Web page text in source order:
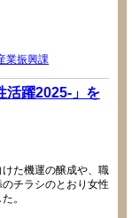
業振興課
活躍2025-」を
た機運の醸成や、職
チラシのとおり女性
。